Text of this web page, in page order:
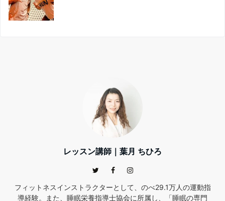
レッスン講師｜葉月 ちひろ
フィットネスインストラクターとして、のべ29.1万人の運動指
導経験。また、睡眠栄養指導士協会に所属し、「睡眠の専門